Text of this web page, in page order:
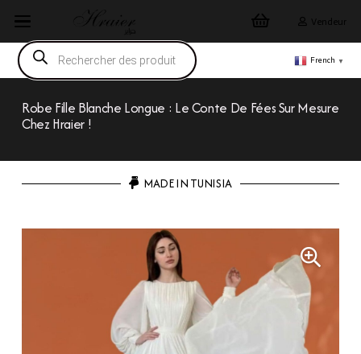
Vendeur
Recherche
de
produits
French ▼
Robe Fille Blanche Longue : Le Conte De Fées Sur Mesure
Chez Hraier !
MADE IN TUNISIA